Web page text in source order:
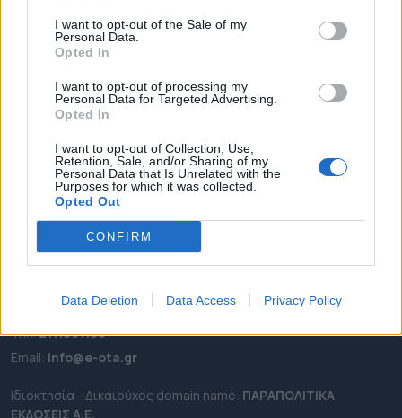
I want to opt-out of the Sale of my
Personal Data.
Opted In
I want to opt-out of processing my
Personal Data for Targeted Advertising.
Opted In
I want to opt-out of Collection, Use,
Retention, Sale, and/or Sharing of my
Personal Data that Is Unrelated with the
Purposes for which it was collected.
Opted Out
CONFIRM
Data Deletion Data Access Privacy Policy
ΡΟΗ ΕΙΔΗΣΕΩΝ
ΕΠΙΚΑΙΡΟΤΗΤΑ
ΠΕΡΙΦΕΡΕΙΕΣ
ΣΥΝΕΝΤΕΥΞΕΙΣ
ΑΠΟΨΕΙΣ
ΠΡΟΣΛΗΨΕΙΣ
e-ota.gr | Ταυτότητα
Λεωφόρος Ανδρέα Συγγρού 188, 17671,
Καλλιθέα Αττικής
Τηλ:2111091100
Εmail: info@e-ota.gr
Ιδιοκτησία - Δικαιούχος domain name: ΠΑΡΑΠΟΛΙΤΙΚΑ
ΕΚΔΟΣΕΙΣ A.E.